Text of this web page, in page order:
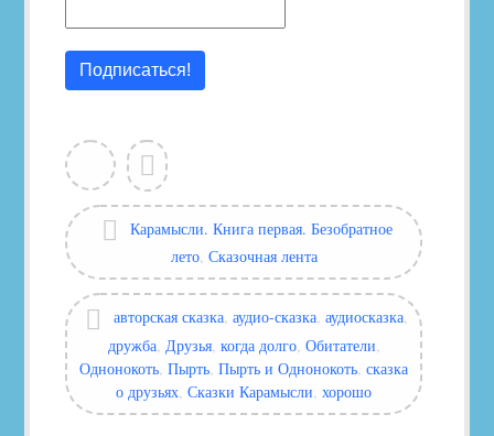
View
all
posts
by
Глашатай
Сказок
Leave
a
comment
Categories:
Карамысли. Книга первая. Безобратное
лето, Сказочная лента
Tags: авторская сказка, аудио-сказка, аудиосказка,
дружба, Друзья, когда долго, Обитатели
Однонокоть Пырть Пырть и Однонокоть сказка
о друзьях Сказки Карамысли хорошо